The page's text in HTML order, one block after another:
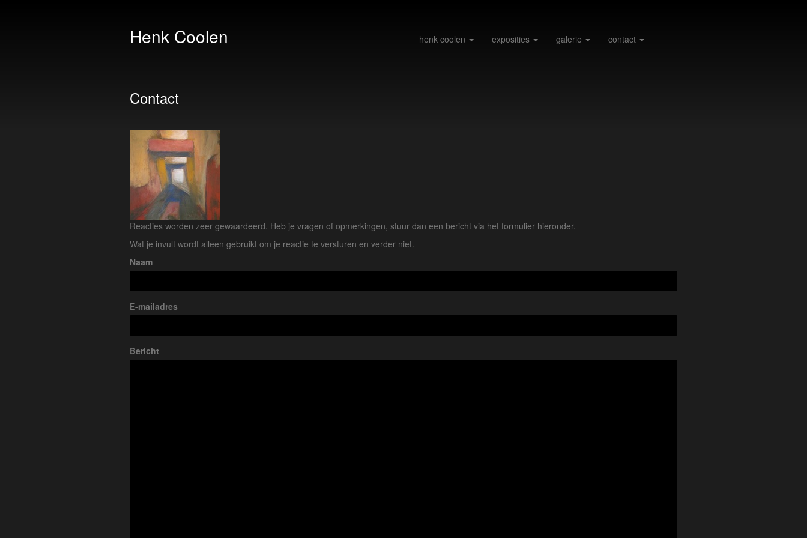
Henk Coolen henk coolen exposities galerie contact
Contact
Reacties worden zeer gewaardeerd. Heb je vragen of opmerkingen, stuur dan een bericht via het formulier hieronder.
Wat je invult wordt alleen gebruikt om je reactie te versturen en verder niet.
Naam
E-mailadres
Bericht